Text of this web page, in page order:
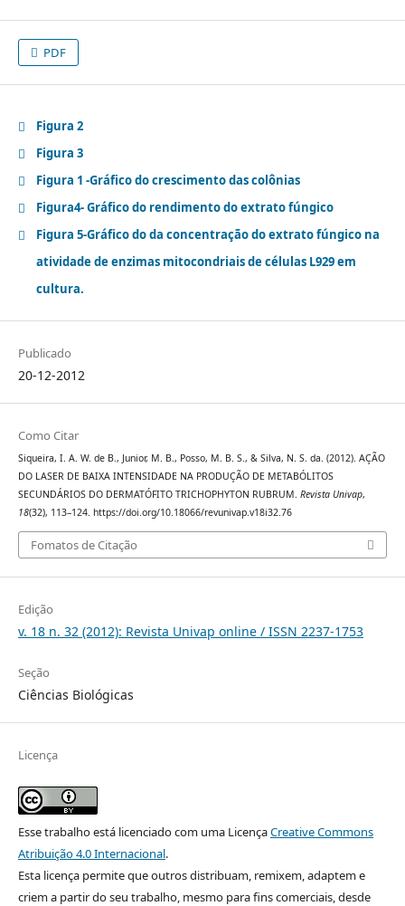
PDF
Figura 2
Figura 3
Figura 1 -Gráfico do crescimento das colônias
Figura4- Gráfico do rendimento do extrato fúngico
Figura 5-Gráfico do da concentração do extrato fúngico na
atividade de enzimas mitocondriais de células L929 em
cultura.
Publicado
20-12-2012
Como Citar
Siqueira, I. A. W. de B., Junior, M. B., Posso, M. B. S., & Silva, N. S. da. (2012). AÇÃO
DO LASER DE BAIXA INTENSIDADE NA PRODUÇÃO DE METABÓLITOS
SECUNDÁRIOS DO DERMATÓFITO TRICHOPHYTON RUBRUM. Revista Univap,
18(32), 113–124. https://doi.org/10.18066/revunivap.v18i32.76
Fomatos de Citação
Edição
v. 18 n. 32 (2012): Revista Univap online / ISSN 2237-1753
Seção
Ciências Biológicas
Licença
Esse trabalho está licenciado com uma LicençaCreative Commons
Atribuição 4.0 Internacional.
Esta licença permite que outros distribuam, remixem, adaptem e
criem a partir do seu trabalho, mesmo para fins comerciais, desde